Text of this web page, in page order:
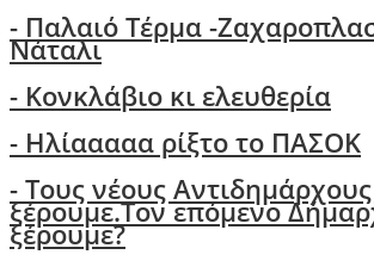
- Παλαιό Τέρμα -
Νάταλι
- Κονκλάβιο κι ελευθερία
- Ηλίααααα ρίξτο το ΠΑΣΟΚ
-Τους νέους
ξέρουμε.Τον επόμενο
ξέρουμε?